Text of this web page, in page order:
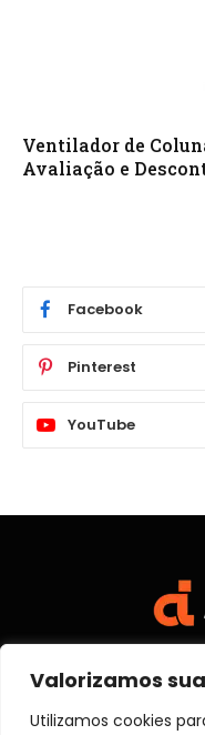
Valorizamos
Utilizamos cookies
Ventilador de
Avaliação e
Facebook
Pinterest
YouTube